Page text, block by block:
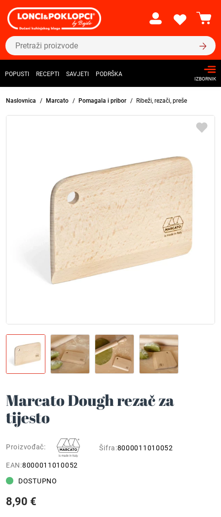
POPUSTI RECEPTI SAVJETI PODRŠKA
IZBORNIK
Naslovnica Marcato Pomagala i pribor Ribeži, rezači, preše
Marcato Dough rezač za
tijesto
Proizvođač: Šifra:8000011010052
EAN:8000011010052
DOSTUPNO
8,90 €